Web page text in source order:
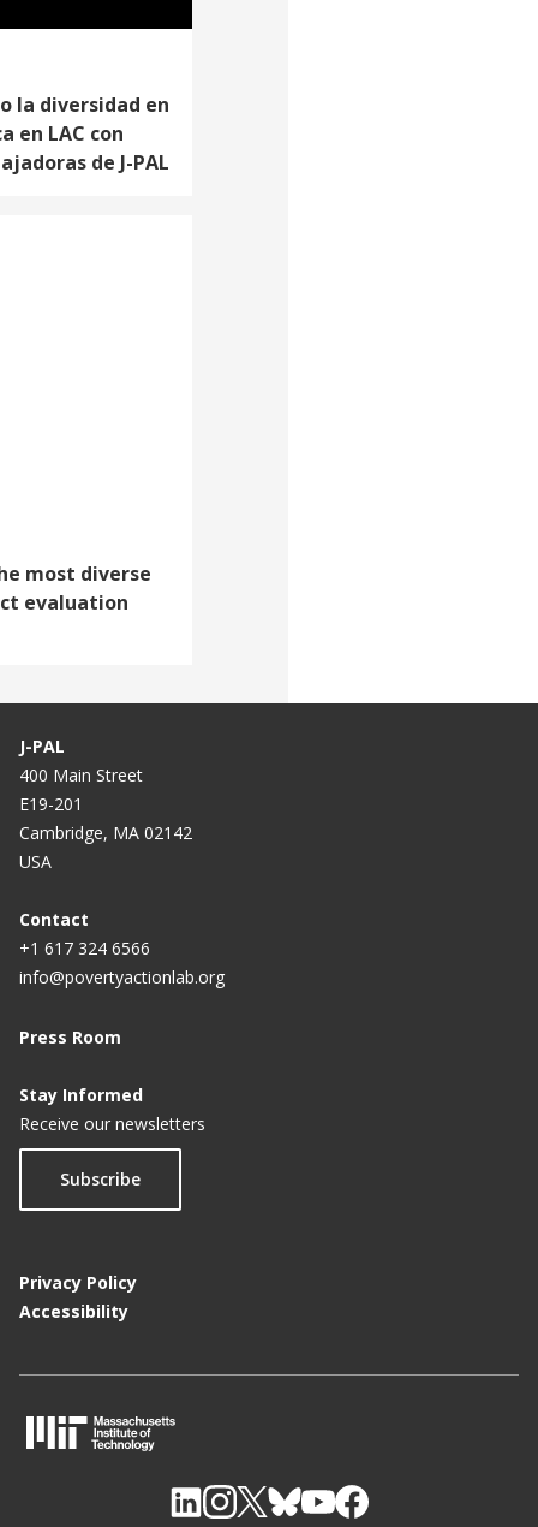
la diversidad en
en LAC con
de J-PAL
most diverse
evaluation
J-PAL
400 Main Street
E19-201
Cambridge, MA 02142
USA
Contact
+1 617 324 6566
info@povertyactionlab.org
Press Room
Stay Informed
Receive our newsletters
Subscribe
Privacy Policy
Accessibility
I